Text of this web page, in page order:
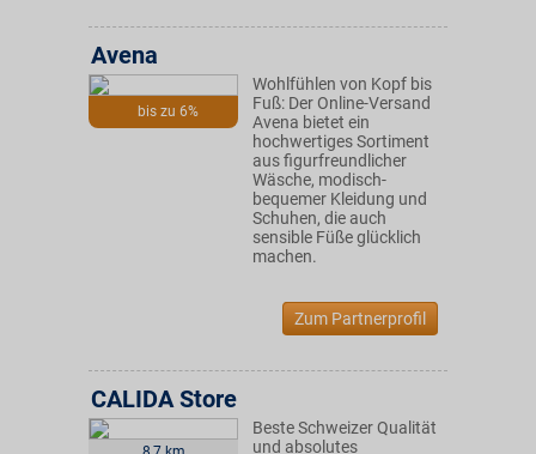
bis zu 6%
Avena
Wohlfühlen von Kopf bis
Fuß: Der Online-Versand
Avena bietet ein
hochwertiges Sortiment
aus figurfreundlicher
Wäsche, modisch-
bequemer Kleidung und
Schuhen, die auch
sensible Füße glücklich
machen.
Zum Partnerprofil
CALIDA Store
Beste Schweizer Qualität
und absolutes